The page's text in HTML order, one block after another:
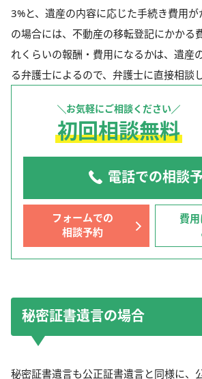
3%と、遺産の内容に応じた手続き費用
の場合には、不動産の移転登記にかかる
れくらいの報酬・費用になるかは、遺産
る弁護士によるので、弁護士に直接相談
お気軽にご相談ください
初回相談無料
電話での相談
フォームでの
相談予約
費
秘密証書遺言の場合
秘密証書遺言も公正証書遺言と同様に、